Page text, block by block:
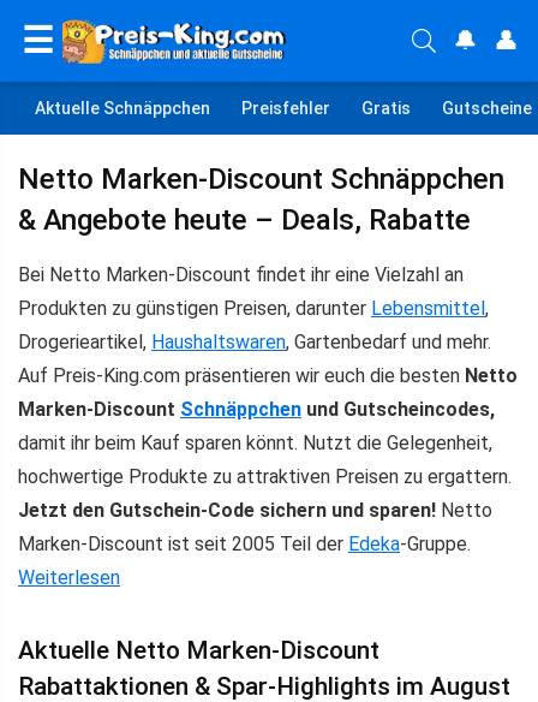
☰ 🔔 👤
Aktuelle Schnäppchen Preisfehler Gratis Gutscheine
Netto Marken-Discount Schnäppchen
& Angebote heute – Deals, Rabatte
Bei Netto Marken-Discount findet ihr eine Vielzahl an
Produkten zu günstigen Preisen, darunter Lebensmittel,
Drogerieartikel, Haushaltswaren, Gartenbedarf und mehr.
Auf Preis-King.com präsentieren wir euch die besten Netto
Marken-Discount Schnäppchen und Gutscheincodes,
damit ihr beim Kauf sparen könnt. Nutzt die Gelegenheit,
hochwertige Produkte zu attraktiven Preisen zu ergattern.
Jetzt den Gutschein-Code sichern und sparen! Netto
Marken-Discount ist seit 2005 Teil der Edeka-Gruppe.
Weiterlesen
Aktuelle Netto Marken-Discount
Rabattaktionen & Spar-Highlights im August